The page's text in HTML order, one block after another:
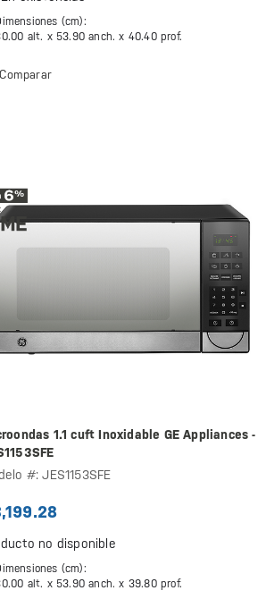
(cm):
alt. x 53.90 anch. x 40.40 prof.
Comparar
1.1 cuft Inoxidable GE Appliances -
#: JES1153SFE
no disponible
(cm):
alt. x 53.90 anch. x 39.80 prof.